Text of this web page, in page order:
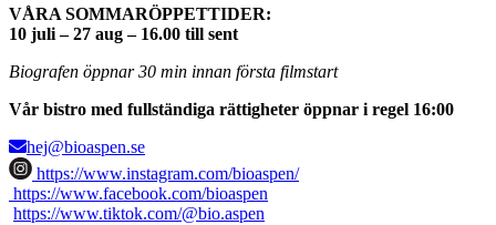
VÅRA SOMMARÖPPETTIDER:
10 juli – 27 aug – 16.00 till sent
Biografen öppnar 30 min innan första filmstart
Vår bistro med fullständiga rättigheter öppnar i regel 16:00
hej@bioaspen.se
https://www.instagram.com/bioaspen/
https://www.facebook.com/bioaspen
https://www.tiktok.com/@bio.aspen